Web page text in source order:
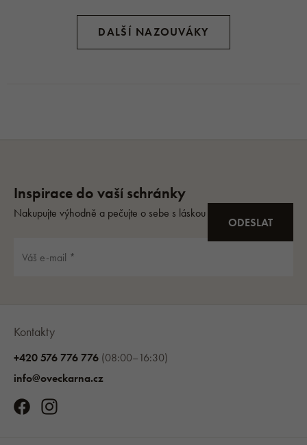
DALŠÍ NAZOUVÁKY
Kontakty
+420 576 776 776 (08:00–16:30)
info@oveckarna.cz